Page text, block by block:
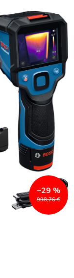
998,76 €
–29 %